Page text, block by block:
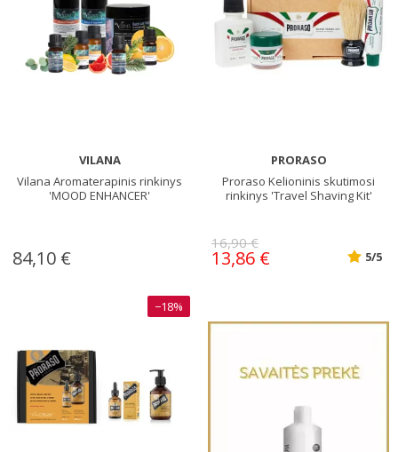
VILANA
Vilana Aromaterapinis rinkinys
'MOOD ENHANCER'
84,10 €
PRORASO
Proraso Kelioninis skutimosi
rinkinys 'Travel Shaving Kit'
16,90 €
13,86 € 5/5
−18%